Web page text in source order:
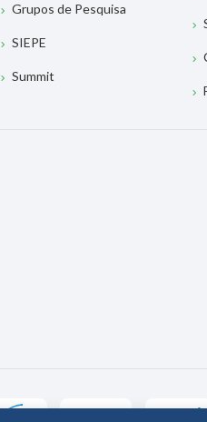
Grupos de Pesquisa
SIEPE
Summit